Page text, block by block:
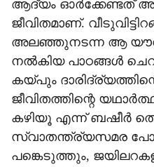
ആദ്യം ഓർക്കേണ്ടത്
ജീവിതമാണ്.
അലഞ്ഞുനടന്ന ആ
നൽകിയ പാഠങ്ങൾ
കയ്പും
ജീവിതത്തിന്റെ
കഴിയൂ എന്ന് ബഷീർ
സ്വാതന്ത്ര്യസമര
പങ്കെടുത്തും,